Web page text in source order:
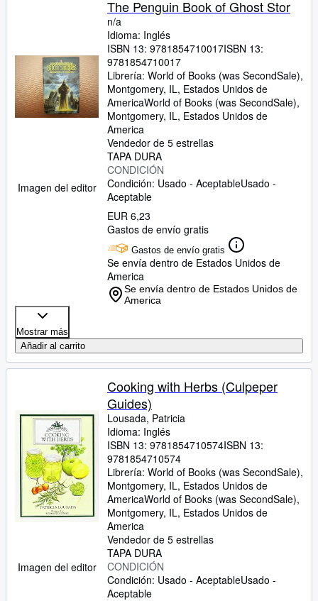
Imagen del editor
The Penguin Book of Ghost Stor
n/a
Idioma: Inglés
ISBN 13: 9781854710017ISBN 13:
9781854710017
Librería: World of Books (was SecondSale),
Montgomery, IL, Estados Unidos de
AmericaWorld of Books (was SecondSale),
Montgomery, IL, Estados Unidos de
America
Vendedor de 5 estrellas
TAPA DURA
CONDICIÓN
Condición: Usado - AceptableUsado -
Aceptable
EUR 6,23
Gastos de envío gratis
Gastos de envío gratis
Se envía dentro de Estados Unidos de
America
Se envía dentro de Estados Unidos de
America
Mostrar más
Añadir al carrito
Imagen del editor
Cooking with Herbs (Culpeper
Guides)
Lousada, Patricia
Idioma: Inglés
ISBN 13: 9781854710574ISBN 13:
9781854710574
Librería: World of Books (was SecondSale),
Montgomery, IL, Estados Unidos de
AmericaWorld of Books (was SecondSale),
Montgomery, IL, Estados Unidos de
America
Vendedor de 5 estrellas
TAPA DURA
CONDICIÓN
Condición: Usado - AceptableUsado -
Aceptable